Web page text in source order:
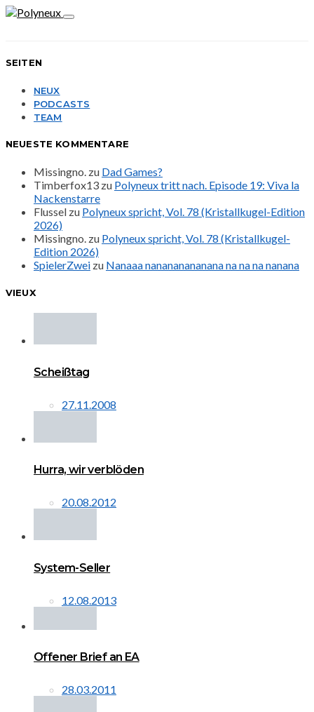
SEITEN
NEUX
PODCASTS
TEAM
NEUESTE KOMMENTARE
Missingno. zu Dad Games?
Timberfox13 zu Polyneux tritt nach. Episode 19: Viva la
Nackenstarre
Flussel zu Polyneux spricht, Vol. 78 (Kristallkugel-Edition
2026)
Missingno. zu Polyneux spricht, Vol. 78 (Kristallkugel-
Edition 2026)
SpielerZwei zu Nanaaa nanananananana na na na nanana
VIEUX
Scheißtag
27.11.2008
Hurra, wir verblöden
20.08.2012
System-Seller
12.08.2013
Offener Brief an EA
28.03.2011